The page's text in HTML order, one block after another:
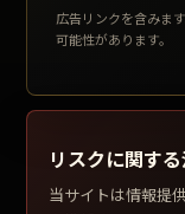
広告リンクを含みま
可能性があります。
リスクに関す
当サイトは情報提